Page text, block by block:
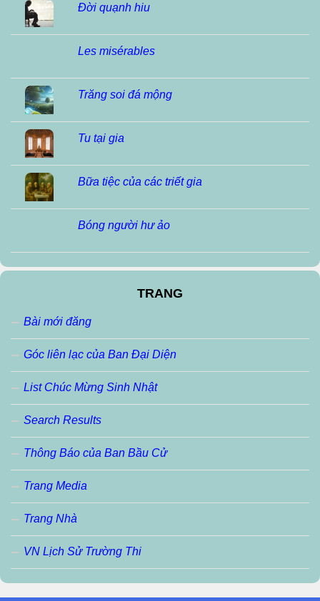
Đời quạnh hiu
Les misérables
Trăng soi đá mộng
Tu tại gia
Bữa tiệc của các triết gia
Bóng người hư ảo
TRANG
Bài mới đăng
Góc liên lạc của Ban Đại Diện
List Chúc Mừng Sinh Nhật
Search Results
Thông Báo của Ban Bầu Cử
Trang Media
Trang Nhà
VN Lịch Sử Trường Thi